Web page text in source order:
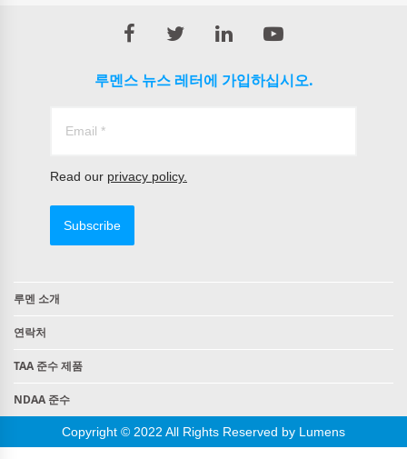
루멘스 뉴스 레터에 가입하십시오.
Read our privacy policy.
Subscribe
루멘 소개
연락처
TAA 준수 제품
NDAA 준수
Copyright © 2022 All Rights Reserved by Lumens